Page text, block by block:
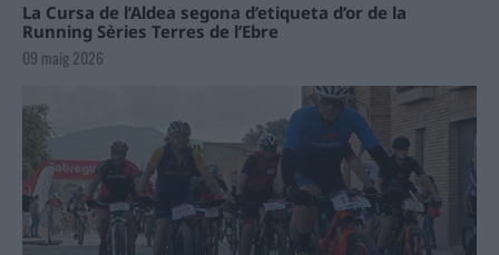
La Cursa de l’Aldea segona d’etiqueta d’or de la
Running Sèries Terres de l’Ebre
09 maig 2026